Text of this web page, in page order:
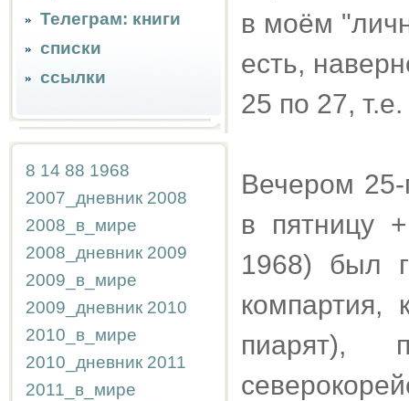
Телеграм: книги
списки
ссылки
8 14 88 1968
2007_дневник 2008
2008_в_мире
2008_дневник 2009
2009_в_мире
2009_дневник 2010
2010_в_мире
2010_дневник 2011
2011_в_мире
в моём
есть,
25 по 27,
Вечером
в пятницу
1968) был
компартия,